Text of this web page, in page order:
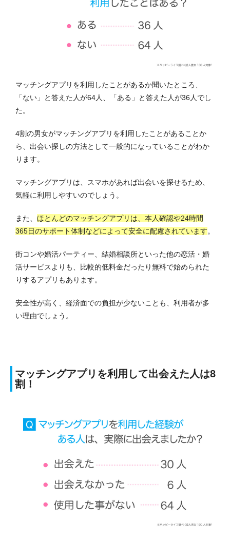
マッチングアプリを利用したことがあるか聞いたところ、
「ない」と答えた人が64人、「ある」と答えた人が36人でし
た。
4割の男女がマッチングアプリを利用したことがあることか
ら、出会い探しの方法として一般的になっていることがわか
ります。
マッチングアプリは、スマホがあれば出会いを探せるため、
気軽に利用しやすいのでしょう。
また、 ほとんどのマッチングアプリは、本人確認や24時間
365日のサポート体制などによって安全に配慮されています。
街コンや婚活パーティー、結婚相談所といった他の恋活・婚
活サービスよりも、比較的低料金だったり無料で始められた
りするアプリもあります。
安全性が高く、経済面での負担が少ないことも、利用者が多
い理由でしょう。
マッチングアプリを利用して出会えた人は8
割！